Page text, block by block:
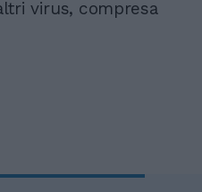
virus, compresa